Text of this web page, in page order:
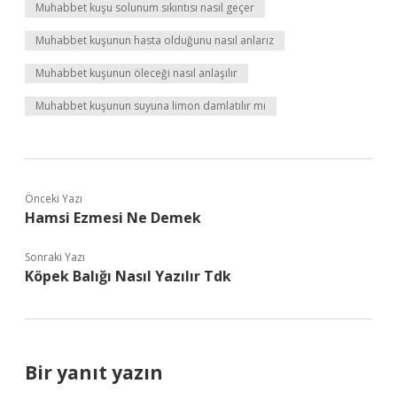
Muhabbet kuşu solunum sıkıntısı nasıl geçer
Muhabbet kuşunun hasta olduğunu nasıl anlarız
Muhabbet kuşunun öleceği nasıl anlaşılır
Muhabbet kuşunun suyuna limon damlatılır mı
Önceki Yazı
Hamsi Ezmesi Ne Demek
Sonraki Yazı
Köpek Balığı Nasıl Yazılır Tdk
Bir yanıt yazın